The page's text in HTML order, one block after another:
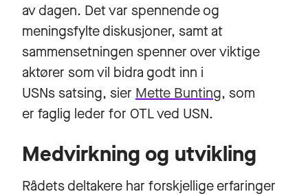
av dagen. Det var spennende og
meningsfylte diskusjoner, samt at
sammensetningen spenner over viktige
aktører som vil bidra godt inn i
USNs satsing, sier Mette Bunting, som
er faglig leder for OTL ved USN.
Medvirkning og utvikling
Rådets deltakere har forskjellige erfaringer